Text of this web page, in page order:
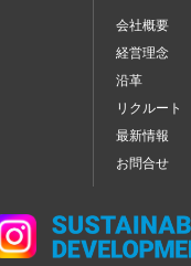
会社概要
経営理念
沿革
リクルート
最新情報
お問合せ